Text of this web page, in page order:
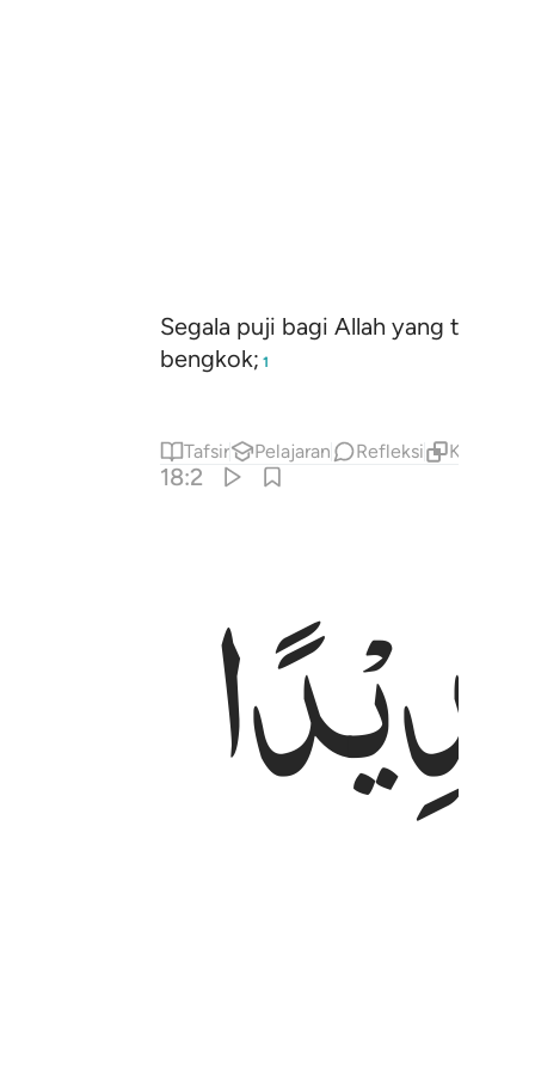
Segala puji bagi Allah yang telah
bengkok; 1
Tafsir Pelajaran Refleksi Konten
18:2
شَدِیْدًا